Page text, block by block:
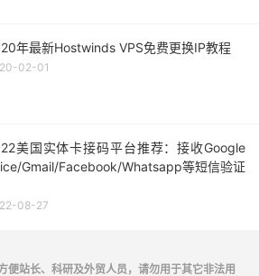
年最新Hostwinds VPS免费更换IP教程
02-01
美国实体卡接码平台推荐：接收Google
Gmail/Facebook/Whatsapp等短信验证
08-27
便站长、科研及外贸人员，请勿用于其它非法用